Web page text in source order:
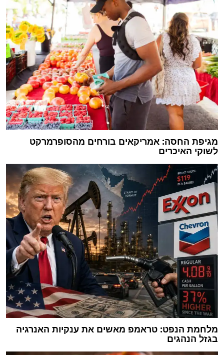
מגיפת החסה: אמריקאים בורחים מהסופרמרקט
לשוקי האיכרים
מלחמת הנפט: טראמפ מאשים את ענקיות האנרגיה
בגזל הנהגים